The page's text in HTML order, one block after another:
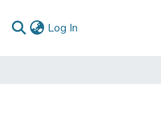
Log In